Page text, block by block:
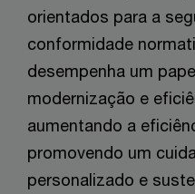
orientados para a
conformidade
desempenha um
modernização e
aumentando a
promovendo um
personalizado e